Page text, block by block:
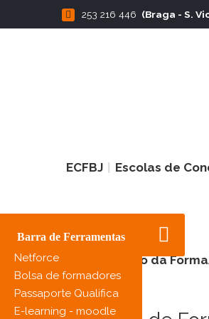
253 216 446 (Braga - S.
ECFBJ Escolas de
Regulamento da
Barra de Ferramentas
Netforce
Bolsa de formadores
Passaporte Qualifica
E-learning - moodle